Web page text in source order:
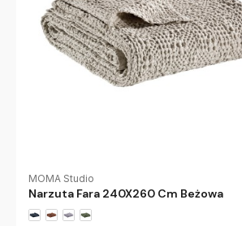
MOMA Studio
Narzuta Fara 240X260 Cm Beżowa